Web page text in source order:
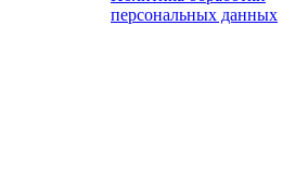
персональных данных